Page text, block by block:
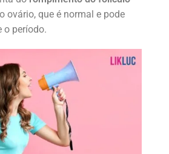
ovário, que é normal e pode
o período.